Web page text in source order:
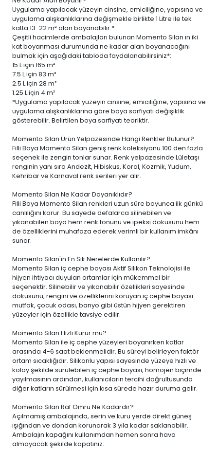
Uygulama yapılacak yüzeyin cinsine, emiciliğine, yapısına ve
uygulama alışkanlıklarına değişmekle birlikte 1 Litre ile tek
katta 13-22 m² alan boyanabilir.*
Çeşitli hacimlerde ambalajları bulunan Momento Silan ın iki
kat boyanması durumunda ne kadar alan boyanacağını
bulmak için aşağıdaki tabloda faydalanabilirsiniz*:
15 Liçin 165 m²
7.5 Liçin 83 m²
2.5 Liçin 28 m²
1.25 Liçin 4 m²
*Uygulama yapılacak yüzeyin cinsine, emiciliğine, yapısına ve
uygulama alışkanlıklarına göre boya sarfiyatı değişiklik
gösterebilir. Belirtilen boya sarfiyatı teoriktir.
Momento Silan Ürün Yelpazesinde Hangi Renkler Bulunur?
Filli Boya Momento Silan geniş renk koleksiyonu 100 den fazla
seçenek ile zengin tonlar sunar. Renk yelpazesinde Lületaşı
renginin yanı sıra Andezit, Hibiskus, Koral, Kozmik, Yudum,
Kehribar ve Karnaval renk serileri yer alır.
Momento Silan Ne Kadar Dayanıklıdır?
Filli Boya Momento Silan renkleri uzun süre boyunca ilk günkü
canlılığını korur. Bu sayede defalarca silinebilen ve
yıkanabilen boya hem renk tonunu ve ipeksi dokusunu hem
de özelliklerini muhafaza ederek verimli bir kullanım imkânı
sunar.
Momento Silan'ın En Sık Nerelerde Kullanılır?
Momento Silan iç cephe boyası Aktif Silikon Teknolojisi ile
hijyen ihtiyacı duyulan ortamlar için mükemmel bir
seçenektir. Silinebilir ve yıkanabilir özellikleri sayesinde
dokusunu, rengini ve özelliklerini koruyan iç cephe boyası
mutfak, çocuk odası, banyo gibi üstün hijyen gerektiren
yüzeyler için özellikle tavsiye edilir.
Momento Silan Hızlı Kurur mu?
Momento Silan ile iç cephe yüzeyleri boyanırken katlar
arasında 4-6 saat beklenmelidir. Bu süreyi belirleyen faktör
ortam sıcaklığıdır. Silikonlu yapısı sayesinde yüzeye hızlı ve
kolay şekilde sürülebilen iç cephe boyası, homojen biçimde
yayılmasının ardından, kullanıcıların tercihi doğrultusunda
diğer katların sürülmesi için kısa sürede hazır duruma gelir.
Momento Silan Raf Ömrü Ne Kadardır?
Açılmamış ambalajında, serin ve kuru yerde direkt güneş
ışığından ve dondan korunarak 3 yıla kadar saklanabilir.
Ambalajın kapağını kullanımdan hemen sonra hava
almayacak şekilde kapatınız.